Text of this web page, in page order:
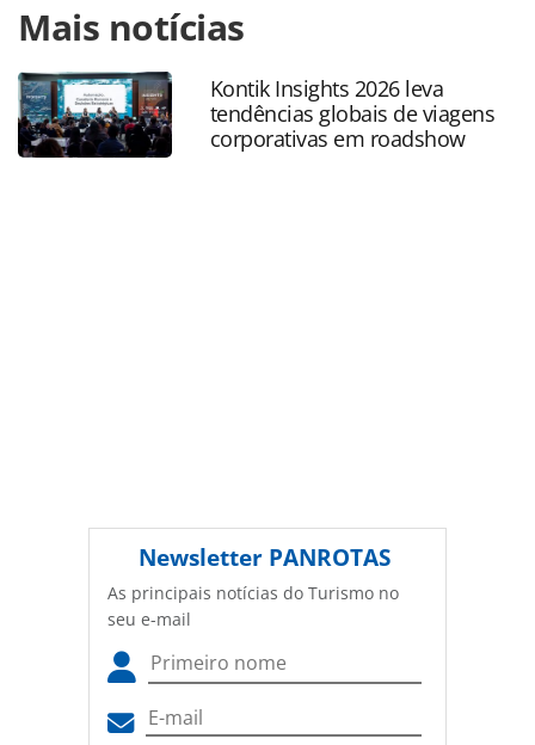
https://www.panrotas.com.br/noticia-
turismo/empregos/2017/10/agaxtur-trend-cvc-e-muitas-
outras-contratam-veja-vagas_150339.html ou as
ferramentas oferecidas na página. Todo o conteúdo
produzido pela PANROTAS Editora é protegido pela
legislação brasileira sobre direito autoral. Não reproduza o
Mais notícias
Kontik Insights 2026 leva
tendências globais de viagens
corporativas em roadshow
Newsletter PANROTAS
As principais notícias do Turismo no
seu e-mail